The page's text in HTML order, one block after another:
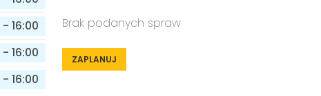
- 16:00
- 16:00
- 16:00
Brak podanych spraw
ZAPLANUJ